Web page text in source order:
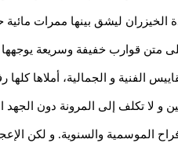
الخيزران ليشق بينها ممرات
متن قوارب خفيفة وسريعة يوجهها
الفنية و الجمالية، أملاها
و لا تكلف إلى المرونة دون
الموسمية والسنوية. و لكن